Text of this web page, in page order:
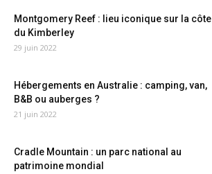
Montgomery Reef : lieu iconique sur la côte
du Kimberley
29 juin 2022
Hébergements en Australie : camping, van,
B&B ou auberges ?
21 juin 2022
Cradle Mountain : un parc national au
patrimoine mondial